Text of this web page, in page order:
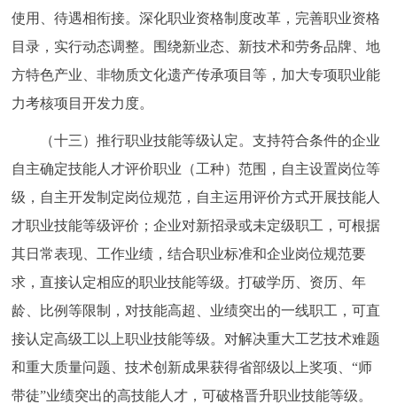
使用、待遇相衔接。深化职业资格制度改革，完善职业资格
目录，实行动态调整。围绕新业态、新技术和劳务品牌、地
方特色产业、非物质文化遗产传承项目等，加大专项职业能
力考核项目开发力度。
（十三）推行职业技能等级认定。支持符合条件的企业
自主确定技能人才评价职业（工种）范围，自主设置岗位等
级，自主开发制定岗位规范，自主运用评价方式开展技能人
才职业技能等级评价；企业对新招录或未定级职工，可根据
其日常表现、工作业绩，结合职业标准和企业岗位规范要
求，直接认定相应的职业技能等级。打破学历、资历、年
龄、比例等限制，对技能高超、业绩突出的一线职工，可直
接认定高级工以上职业技能等级。对解决重大工艺技术难题
和重大质量问题、技术创新成果获得省部级以上奖项、“师
带徒”业绩突出的高技能人才，可破格晋升职业技能等级。